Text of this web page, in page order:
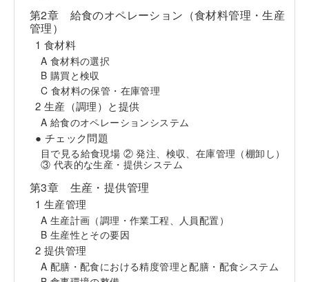
第2章 給食のオペレーション（食材料管理・生産
管理）
1 食材料
A 食材料の選択
B 購買と検収
C 食材料の保管・在庫管理
2 生産（調理）と提供
A 給食のオペレーションシステム
● チェック問題
目で見る給食現場 ② 発注、検収、在庫管理（棚卸し）
③ 代表的な生産・提供システム
第3章 生産・提供管理
1 生産管理
A 生産計画（調理・作業工程、人員配置）
B 生産性とその要因
2 提供管理
A 配膳・配食における精度管理と配膳・配食システム